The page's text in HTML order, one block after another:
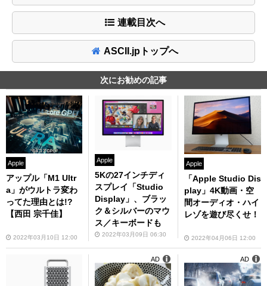
連載目次へ
ASCII.jpトップへ
次にお勧めの記事
Apple
アップル「M1 Ultr
a」がウルトラ変わ
ってた理由とは!?
【西田 宗千佳】
2022年03月10日 12:00
Apple
5Kの27インチディ
スプレイ「Studio
Display」、ブラッ
ク＆シルバーのマウ
ス／キーボードも
2022年03月09日 06:30
Apple
「Apple Studio Dis
play」4K動画・空
間オーディオ・ハイ
レゾを遊び尽くせ！
2022年04月06日 12:00
AD AD